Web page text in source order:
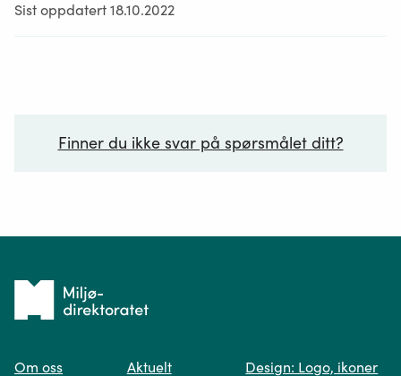
Sist oppdatert 18.10.2022
Finner du ikke svar på spørsmålet ditt?
Tilbake
forsiden
Om oss Aktuelt Design: Logo, ikoner